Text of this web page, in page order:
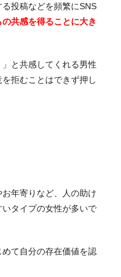
投稿などを頻繁にSNS
の共感を得ることに大き
と共感してくれる男性
拒むことはできず押し
年寄りなど、人の助け
タイプの女性が多いで
て自分の存在価値を認